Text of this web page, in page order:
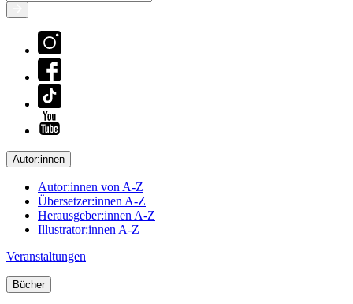
Autor:innen
Autor:innen von A-Z
Übersetzer:innen A-Z
Herausgeber:innen A-Z
Illustrator:innen A-Z
Veranstaltungen
Bücher